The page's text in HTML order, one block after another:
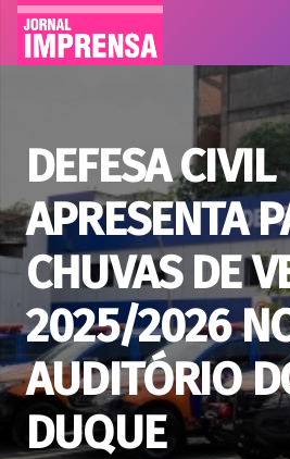
DEFESA CIVIL
APRESENTA
CHUVAS DE
2025/2026
AUDITÓRIO
DUQUE